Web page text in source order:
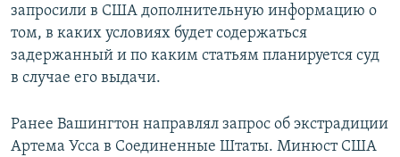
запросили в США дополнительную информацию о
том, в каких условиях будет содержаться
задержанный и по каким статьям планируется суд
в случае его выдачи.
Ранее Вашингтон направлял запрос об экстрадиции
Артема Усса в Соединенные Штаты. Минюст США